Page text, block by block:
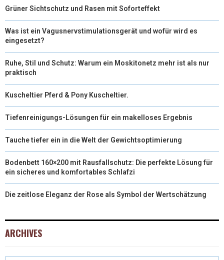
)
Grüner Sichtschutz und Rasen mit Soforteffekt
Was ist ein Vagusnervstimulationsgerät und wofür wird es
eingesetzt?
Ruhe, Stil und Schutz: Warum ein Moskitonetz mehr ist als nur
praktisch
Kuscheltier Pferd & Pony Kuscheltier.
Tiefenreinigungs-Lösungen für ein makelloses Ergebnis
Tauche tiefer ein in die Welt der Gewichtsoptimierung
Bodenbett 160×200 mit Rausfallschutz: Die perfekte Lösung für
ein sicheres und komfortables Schlafzi
Die zeitlose Eleganz der Rose als Symbol der Wertschätzung
ARCHIVES